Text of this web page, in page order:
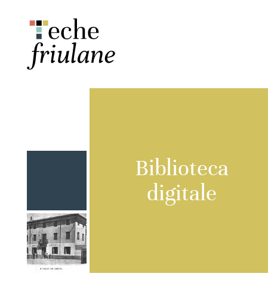
Biblioteca
digitale